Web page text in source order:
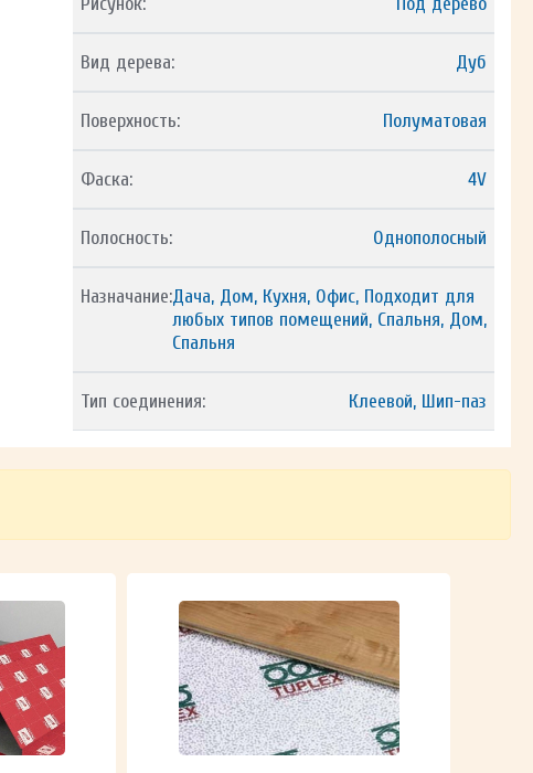
Вид дерева: Дуб
Поверхность: Полуматовая
Фаска: 4V
Полосность: Однополосный
Назначание:Дача, Дом, Кухня, Офис, Подходит для
любых типов помещений, Спальня, Дом,
Спальня
Тип соединения: Клеевой, Шип-паз